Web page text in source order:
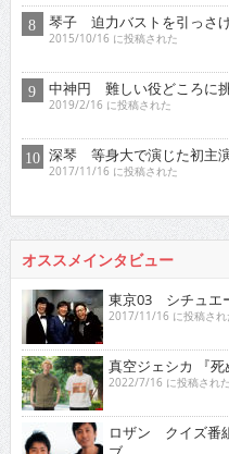
琴子 迫力バストを引っさ
2015/10/16 に投稿された
中神円 難しい役どころに
2019/2/16 に投稿された
深琴 等身大で演じた初主
2017/11/16 に投稿された
オススメインタビュー
東京03 シチュエ
2017/11/16 に投稿され
真空ジェシカ 『
2022/7/16 に投稿された
ロザン クイズ番